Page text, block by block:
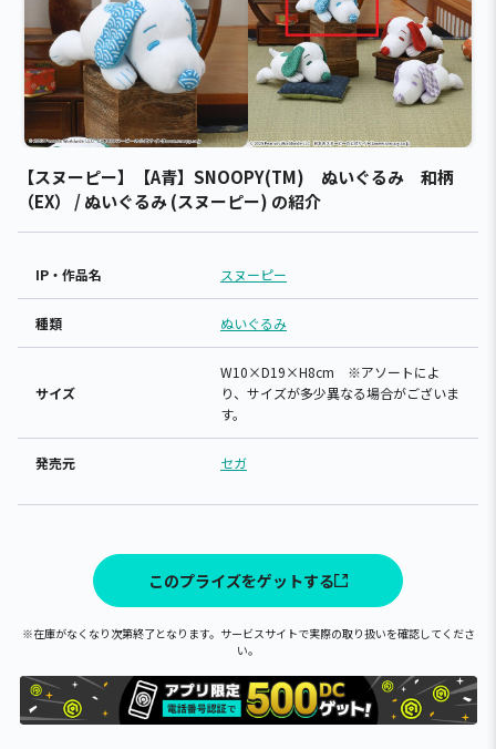
【スヌーピー】【A青】SNOOPY(TM) ぬいぐるみ 和柄
（EX） / ぬいぐるみ (スヌーピー) の紹介
IP・作品名 スヌーピー
種類 ぬいぐるみ
サイズ
W10×D19×H8cm ※アソートによ
り、サイズが多少異なる場合がございま
す。
発売元 セガ
このプライズをゲットする
※在庫がなくなり次第終了となります。サービスサイトで実際の取り扱いを確認してくださ
い。